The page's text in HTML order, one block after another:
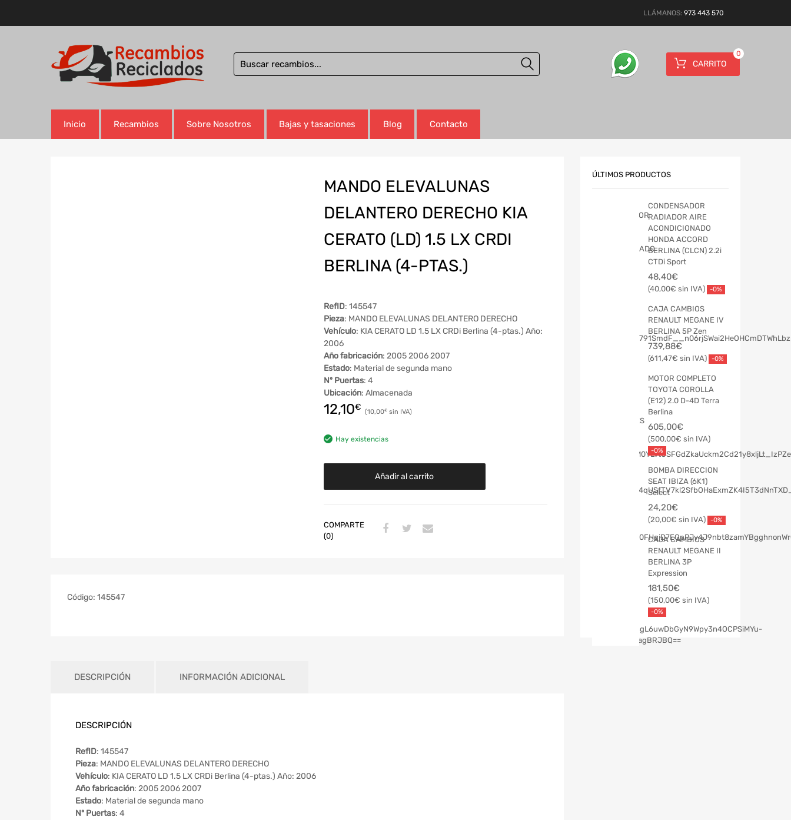
LLÁMANOS: 973 443 570
CARRITO
0
Inicio Recambios Sobre Nosotros Bajas y tasaciones Blog Contacto
MANDO ELEVALUNAS
DELANTERO DERECHO KIA
CERATO (LD) 1.5 LX CRDI
BERLINA (4-PTAS.)
RefID: 145547
Pieza: MANDO ELEVALUNAS DELANTERO DERECHO
Vehículo: KIA CERATO LD 1.5 LX CRDi Berlina (4-ptas.) Año:
2006
Año fabricación: 2005 2006 2007
Estado: Material de segunda mano
Nº Puertas: 4
Ubicación: Almacenada
12,10€ 10,00€
Hay existencias
Añadir al carrito
COMPARTE
(0)
Código: 145547
DESCRIPCIÓN INFORMACIÓN ADICIONAL
DESCRIPCIÓN
RefID: 145547
Pieza: MANDO ELEVALUNAS DELANTERO DERECHO
Vehículo: KIA CERATO LD 1.5 LX CRDi Berlina (4-ptas.) Año: 2006
Año fabricación: 2005 2006 2007
Estado: Material de segunda mano
Nº Puertas: 4
ÚLTIMOS PRODUCTOS
CONDENSADOR
RADIADOR AIRE
ACONDICIONADO
HONDA ACCORD
BERLINA (CLCN) 2.2i
CTDi Sport
48,40€
40,00€ -0%
CAJA CAMBIOS
RENAULT MEGANE IV
BERLINA 5P Zen
739,88€
611,47€ -0%
MOTOR COMPLETO
TOYOTA COROLLA
(E12) 2.0 D-4D Terra
Berlina
605,00€
500,00€
-0%
BOMBA DIRECCION
SEAT IBIZA (6K1)
Select
24,20€
20,00€ -0%
CAJA CAMBIOS
RENAULT MEGANE II
BERLINA 3P
Expression
181,50€
150,00€
-0%